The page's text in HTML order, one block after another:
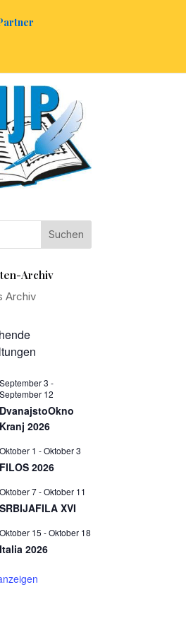
Archiv
Archiv
September 3 -
September 12
DvanajstoOkno
Kranj 2026
Oktober 1 -Oktober 3
FILOS 2026
Oktober 7-Oktober 11
SRBIJAFILA XVI
Oktober 15 -Oktober 18
Italia 2026